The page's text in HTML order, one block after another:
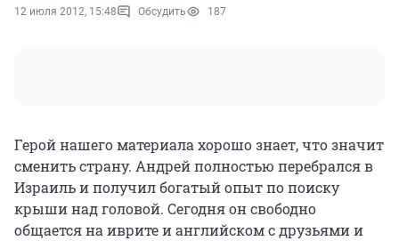
12 июля 2012, 15:48 Обсудить 187
Герой нашего материала хорошо знает, что значит
сменить страну. Андрей полностью перебрался в
Израиль и получил богатый опыт по поиску
крыши над головой. Сегодня он свободно
общается на иврите и английском с друзьями и